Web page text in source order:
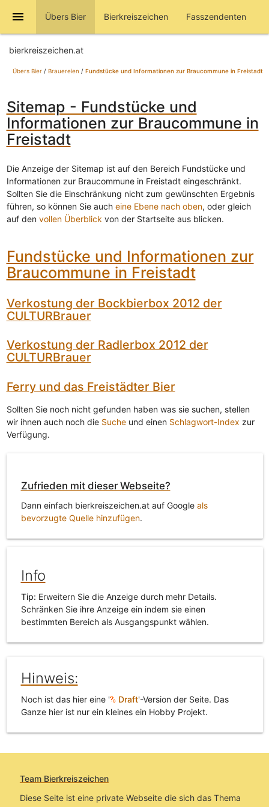
menu Übers Bier Bierkreiszeichen Fasszendenten
bierkreiszeichen.at
Übers Bier/ Brauereien / Fundstücke und Informationen zur Braucommune in Freistadt
Sitemap - Fundstücke und
Informationen zur Braucommune in
Freistadt
Die Anzeige der Sitemap ist auf den Bereich Fundstücke und
Informationen zur Braucommune in Freistadt eingeschränkt.
Sollten Sie die Einschränkung nicht zum gewünschten Ergebnis
führen, so können Sie auch eine Ebene nach oben, oder gleich
auf den vollen Überblick von der Startseite aus blicken.
Fundstücke und Informationen zur
Braucommune in Freistadt
Verkostung der Bockbierbox 2012 der
CULTURBrauer
Verkostung der Radlerbox 2012 der
CULTURBrauer
Ferry und das Freistädter Bier
Sollten Sie noch nicht gefunden haben was sie suchen, stellen
wir ihnen auch noch die Sucheund einen Schlagwort-Index zur
Verfügung.
Zufrieden mit dieser Webseite?
Dann einfach bierkreiszeichen.at auf Google als
bevorzugte Quelle hinzufügen.
Info
Tip: Erweitern Sie die Anzeige durch mehr Details.
Schränken Sie ihre Anzeige ein indem sie einen
bestimmten Bereich als Ausgangspunkt wählen.
Hinweis:
Noch ist das hier eine ' Draft'-Version der Seite. Das
Ganze hier ist nur ein kleines ein Hobby Projekt.
Team Bierkreiszeichen
Diese Seite ist eine private Webseite die sich das Thema